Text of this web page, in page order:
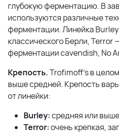
глубокую ферментацию. В
используются различные
ферментации. Линейка
классического Берли, Terror
ферментации cavendish, No
Крепость.Trofimoff's в
выше средней. Крепость
от линейки:
Burley:средняя или
Terror:очень крепкая,